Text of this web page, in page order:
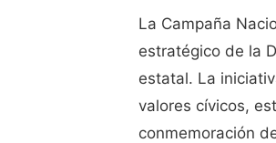
La Campaña
estratégico de la
estatal. La
valores cívicos,
conmemoración